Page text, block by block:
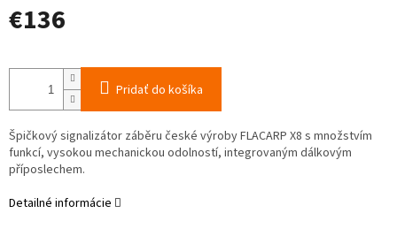
€136
cena:
Pridať do košíka
Špičkový signalizátor záběru české výroby FLACARP X8 s množstvím
funkcí, vysokou mechanickou odolností, integrovaným dálkovým
příposlechem.
Detailné informácie